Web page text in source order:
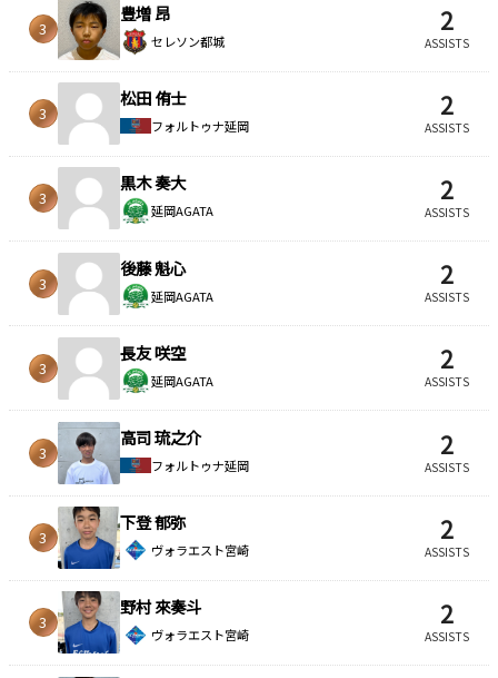
3
豊増 昂
セレソン都城
2
ASSISTS
3
松田 侑士
フォルトゥナ延岡
2
ASSISTS
3
黒木 奏大
延岡AGATA
2
ASSISTS
3
後藤 魁心
延岡AGATA
2
ASSISTS
3
長友 咲空
延岡AGATA
2
ASSISTS
3
高司 琉之介
フォルトゥナ延岡
2
ASSISTS
3
下登 郁弥
ヴォラエスト宮崎
2
ASSISTS
3
野村 來奏斗
ヴォラエスト宮崎
2
ASSISTS